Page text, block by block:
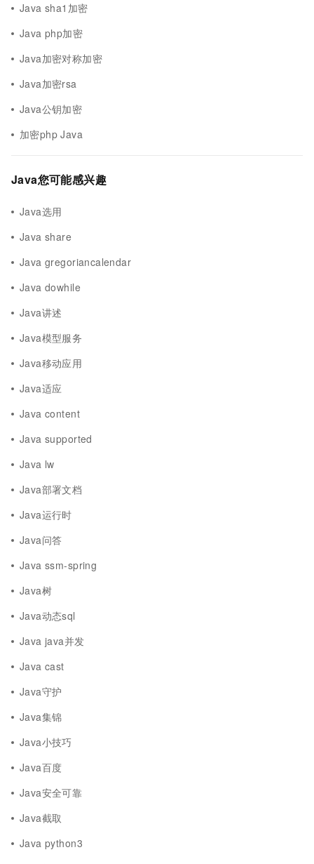
Java sha1加密
Java php加密
Java加密对称加密
Java加密rsa
Java公钥加密
加密php Java
Java您可能感兴趣
Java选用
Java share
Java gregoriancalendar
Java dowhile
Java讲述
Java模型服务
Java移动应用
Java适应
Java content
Java supported
Java lw
Java部署文档
Java运行时
Java问答
Java ssm-spring
Java树
Java动态sql
Java java并发
Java cast
Java守护
Java集锦
Java小技巧
Java百度
Java安全可靠
Java截取
Java python3